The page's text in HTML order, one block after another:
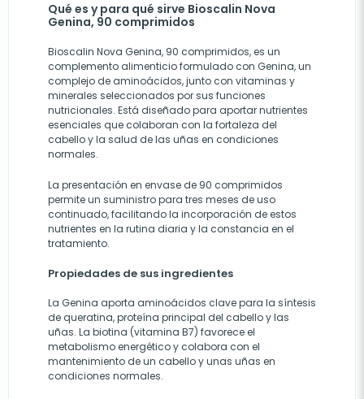
Qué es y para qué sirve Bioscalin Nova
Genina, 90 comprimidos
Bioscalin Nova Genina, 90 comprimidos, es un
complemento alimenticio formulado con Genina, un
complejo de aminoácidos, junto con vitaminas y
minerales seleccionados por sus funciones
nutricionales. Está diseñado para aportar nutrientes
esenciales que colaboran con la fortaleza del
cabello y la salud de las uñas en condiciones
normales.
La presentación en envase de 90 comprimidos
permite un suministro para tres meses de uso
continuado, facilitando la incorporación de estos
nutrientes en la rutina diaria y la constancia en el
tratamiento.
Propiedades de sus ingredientes
La Genina aporta aminoácidos clave para la síntesis
de queratina, proteína principal del cabello y las
uñas. La biotina (vitamina B7) favorece el
metabolismo energético y colabora con el
mantenimiento de un cabello y unas uñas en
condiciones normales.